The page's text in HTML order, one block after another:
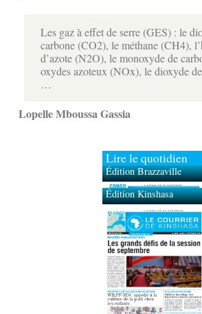
Les gaz à effet de serre (GES) : le
carbone (CO2), le méthane (CH4),
d’azote (N2O), le monoxyde de
oxydes azoteux (NOx), le dioxyde
…
Lopelle Mboussa Gassia
Lire le quotidien
Édition Brazzaville
Édition Kinshasa